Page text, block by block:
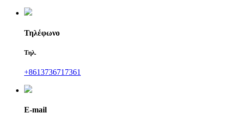
Τηλέφωνο
Τηλ.
+8613736717361
E-mail